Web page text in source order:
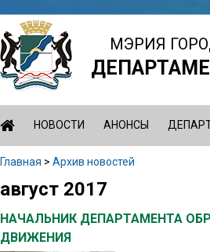
Jump
to
navigation
МЭРИЯ
НОВОСТИ АНОНСЫ
Главная > Архив новостей
Back
top
август 2017
НАЧАЛЬНИК ДЕПАРТАМЕНТА
ДВИЖЕНИЯ